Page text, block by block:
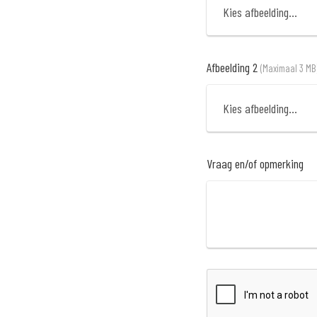
Kies afbeelding...
Afbeelding 2 (Maximaal 3
Kies afbeelding...
Vraag en/of opmerking